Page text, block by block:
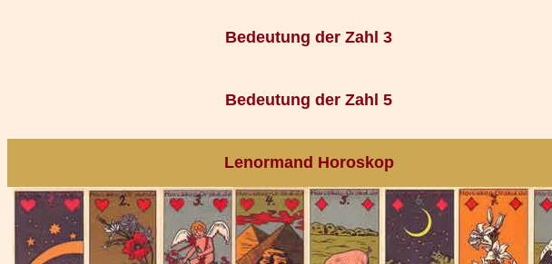
Bedeutung der Zahl 3
Bedeutung der Zahl 5
Lenormand Horoskop